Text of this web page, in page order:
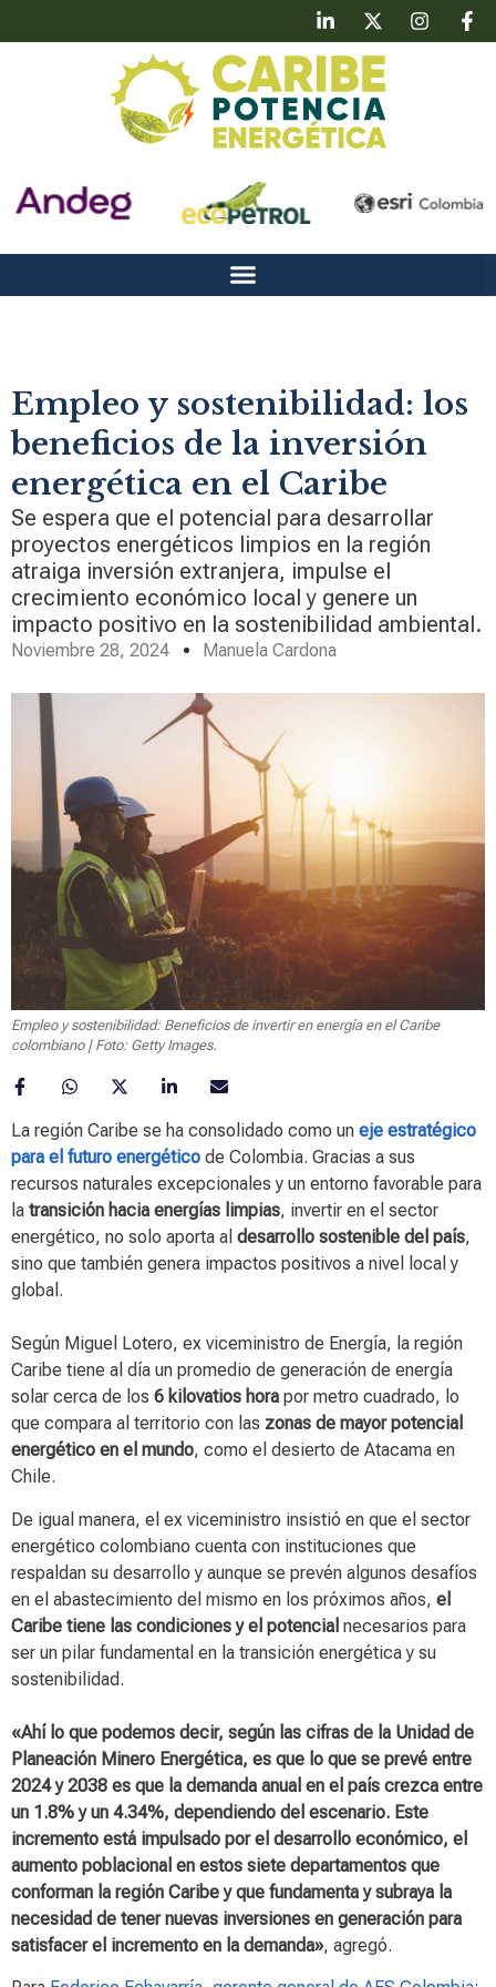
Empleo y sostenibilidad: los
beneficios de la inversión
energética en el Caribe
Se espera que el potencial para desarrollar
proyectos energéticos limpios en la región
atraiga inversión extranjera, impulse el
crecimiento económico local y genere un
impacto positivo en la sostenibilidad ambiental.
Noviembre 28, 2024 Manuela Cardona
Empleo y sostenibilidad: Beneficios de invertir en energía en el Caribe
colombiano | Foto: Getty Images.
La región Caribe se ha consolidado como un eje estratégico
para el futuro energético de Colombia. Gracias a sus
recursos naturales excepcionales y un entorno favorable para
la transición hacia energías limpias, invertir en el sector
energético, no solo aporta al desarrollo sostenible del país,
sino que también genera impactos positivos a nivel local y
global.
Según Miguel Lotero, ex viceministro de Energía, la región
Caribe tiene al día un promedio de generación de energía
solar cerca de los 6 kilovatios hora por metro cuadrado, lo
que compara al territorio con las zonas de mayor potencial
energético en el mundo, como el desierto de Atacama en
Chile.
De igual manera, el ex viceministro insistió en que el sector
energético colombiano cuenta con instituciones que
respaldan su desarrollo y aunque se prevén algunos desafíos
en el abastecimiento del mismo en los próximos años, el
Caribe tiene las condiciones y el potencial necesarios para
ser un pilar fundamental en la transición energética y su
sostenibilidad.
«Ahí lo que podemos decir, según las cifras de la Unidad de
Planeación Minero Energética, es que lo que se prevé entre
2024 y 2038 es que la demanda anual en el país crezca entre
un 1.8% y un 4.34%, dependiendo del escenario. Este
incremento está impulsado por el desarrollo económico, el
aumento poblacional en estos siete departamentos que
conforman la región Caribe y que fundamenta y subraya la
necesidad de tener nuevas inversiones en generación para
satisfacer el incremento en la demanda», agregó.